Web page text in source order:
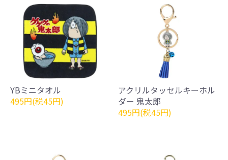
YBミニタオル
495円(税45円)
アクリルタッセルキーホル
ダー 鬼太郎
495円(税45円)